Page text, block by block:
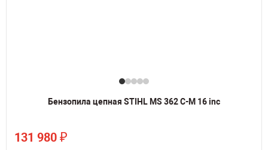
Бензопила цепная STIHL MS 362 C-M 16 inc
131 980 ₽